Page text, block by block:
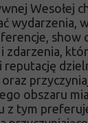
Wesołej
wydarzenia,
show
zdarzenia,
reputację
obszaru
z tym